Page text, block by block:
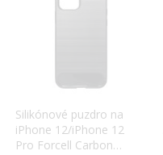
Silikónové puzdro na
iPhone 12/iPhone 12
Pro Forcell Carbon